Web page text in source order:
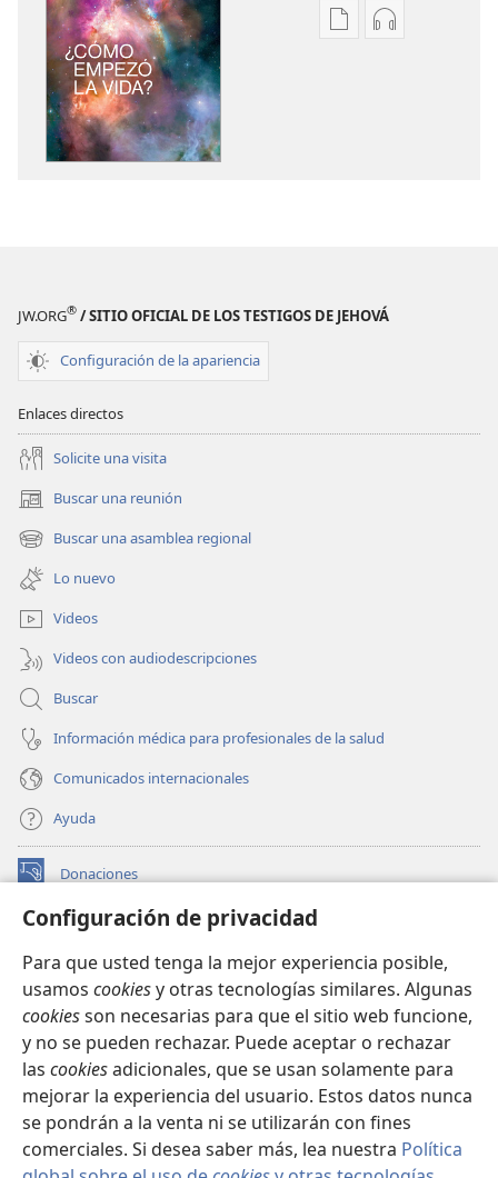
Configuración de privacidad
Para que usted tenga la mejor experiencia posible,
usamos cookiesy otras tecnologías similares. Algunas
cookiesson necesarias para que el sitio web funcione,
y no se pueden rechazar. Puede aceptar o rechazar
las cookiesadicionales, que se usan solamente para
mejorar la experiencia del usuario. Estos datos nunca
se pondrán a la venta ni se utilizarán con fines
comerciales. Si desea saber más, lea nuestra Política
OpcionesOpciones
JW.ORG® / SITIO OFICIAL DE LOS TESTIGOS DE JEHOVÁ
Configuración de la apariencia
Enlaces directos
Solicite una visita
Buscar una reunión
(abre
una
nueva
ventana)
Buscar una asamblea regional
(abre
una
nueva
ventana)
Lo nuevo
Videos
Videos con audiodescripciones
Buscar
Información médica para profesionales de la salud
Comunicados internacionales
Ayuda
Donaciones
(abre
nueva BIBLIOTECA EN LÍNEA Watchtower™
una
nueva
ventana)
JW Hub
(abre
una
nueva
ventana)
JW Library
Watchtower Library